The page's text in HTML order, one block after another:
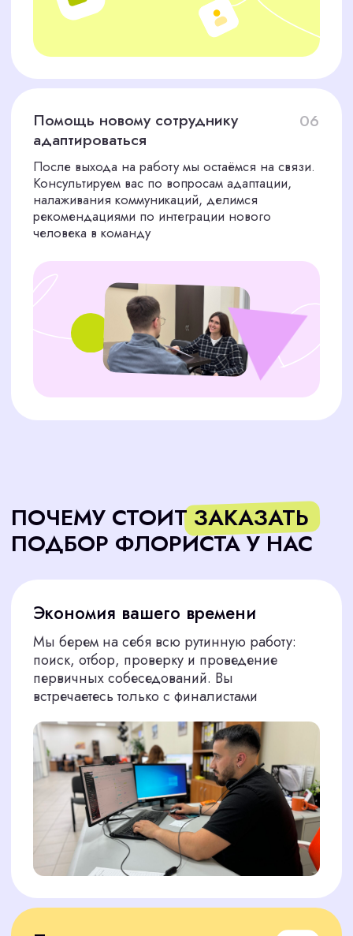
техник и трендов
Мы отбираем флористов, которые владеют
актуальными техниками сборки, работают с
нестандартными формами и материалами и
знают, что сегодня в тренде
Отличные навыки общения
при общении с клиентом, умеют задавать
уточняющие вопросы, предлагать решения
Опыт во флористике
от 1 года
Мы подбираем кандидатов с
подтверждённым опытом работы в
салонах, студиях или на мероприятиях
Казани
Мы представляем вам только тех
специалистов, которые соответствуют строгим
критериям
ТРЕБОВАНИЯ К НАШИМ
КАНДИДАТАМ — ВАША
Умение создавать
коммерчески успешные